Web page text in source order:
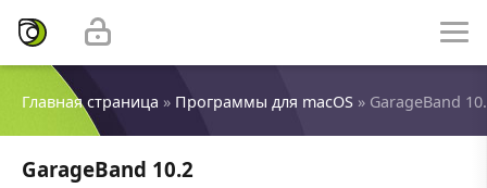
Главная страница » Программы для macOS » GarageBand
GarageBand 10.2